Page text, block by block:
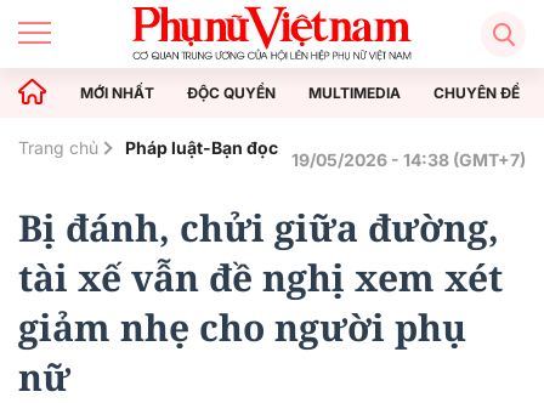
MỚI NHẤT ĐỘC QUYỀN MULTIMEDIA CHUYÊN ĐỀ
Trang chủ Pháp luật-Bạn đọc
19/05/2026 - 14:38 (GMT+7)
Bị đánh, chửi giữa đường,
tài xế vẫn đề nghị xem xét
giảm nhẹ cho người phụ
nữ